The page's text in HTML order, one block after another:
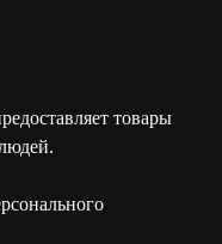
товары